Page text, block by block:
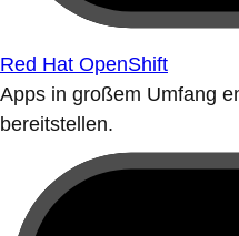
Red Hat OpenShift
Apps in großem Umfang
bereitstellen.